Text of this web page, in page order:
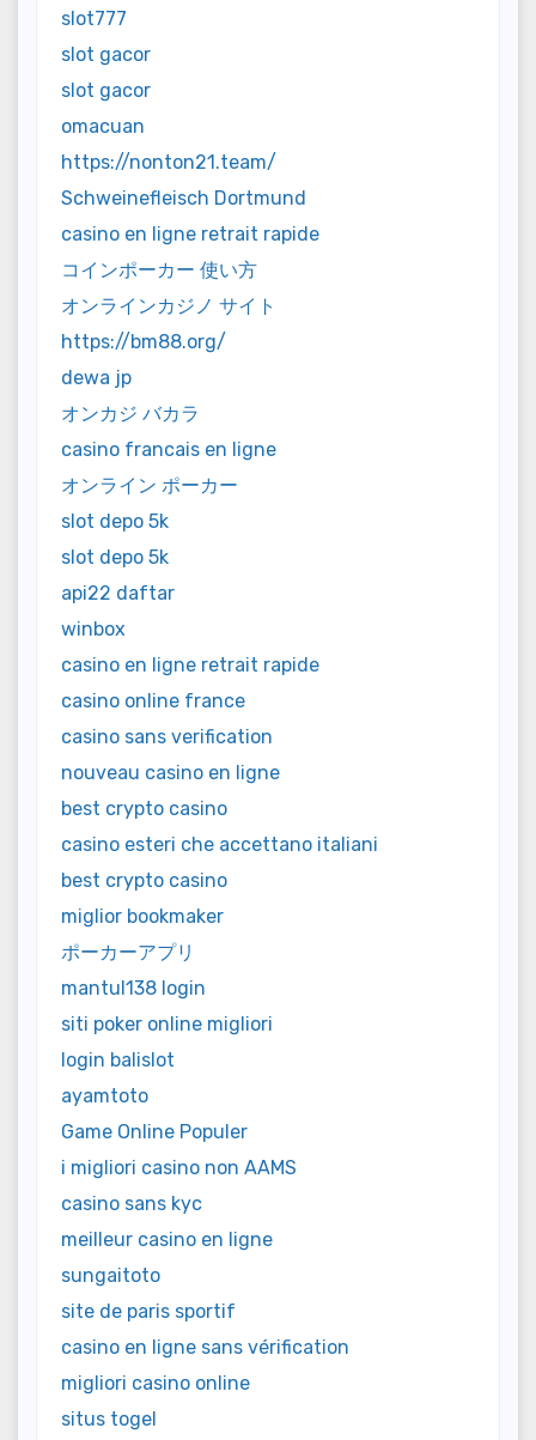
slot777
slot gacor
slot gacor
omacuan
https://nonton21.team/
Schweinefleisch Dortmund
casino en ligne retrait rapide
コインポーカー 使い方
オンラインカジノ サイト
https://bm88.org/
dewa jp
オンカジ バカラ
casino francais en ligne
オンライン ポーカー
slot depo 5k
slot depo 5k
api22 daftar
winbox
casino en ligne retrait rapide
casino online france
casino sans verification
nouveau casino en ligne
best crypto casino
casino esteri che accettano italiani
best crypto casino
miglior bookmaker
ポーカーアプリ
mantul138 login
siti poker online migliori
login balislot
ayamtoto
Game Online Populer
i migliori casino non AAMS
casino sans kyc
meilleur casino en ligne
sungaitoto
site de paris sportif
casino en ligne sans vérification
migliori casino online
situs togel